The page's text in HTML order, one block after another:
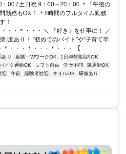
00 / 土日祝 9：00～20：00 ＊「午後の
勤務もOK！ ＊8時間のフルタイム勤務
！
・・＊・・・ ＼ 『好き』を仕事に！ ／
度あり！ “初めてのバイト”や“子育て卒
＊・・・＊・・・＊・・・ 【 ...
あり 副業・WワークOK
1日4時間以内OK
バイク通勤OK シフト自由 学歴不問
車通勤OK
迎 午前 経験者歓迎 ネイルOK
研修あり